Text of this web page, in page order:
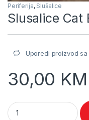
Periferija, Slušalice
Slusalice Cat
Uporedi proizvod sa
30,00 KM
Slusalice Cat Ear P47